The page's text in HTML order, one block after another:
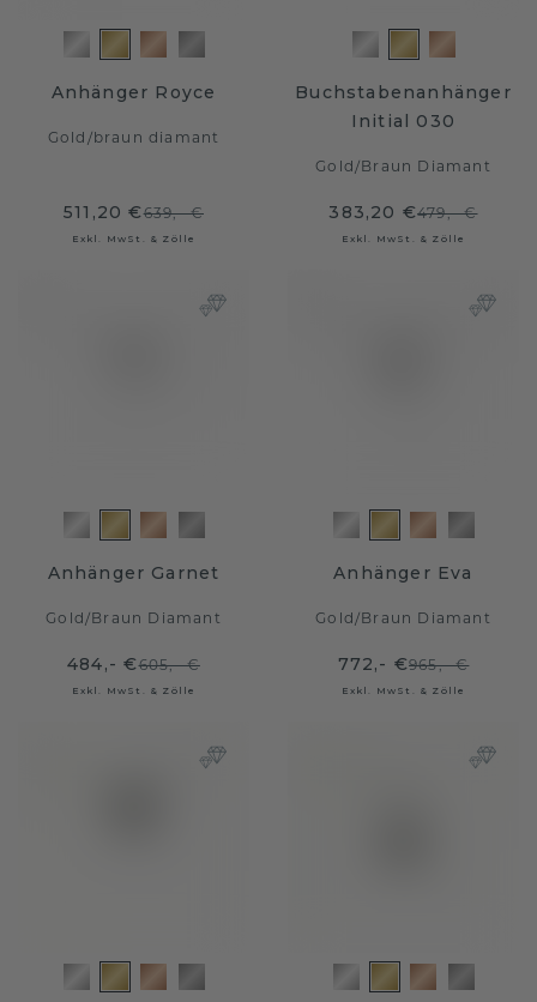
Anhänger Royce
Gold /braun diamant
511,20 €639,- €
Exkl. MwSt. & Zölle
Buchstabenanhänger
Initial 030
Gold/Braun Diamant
383,20 €479,- €
Exkl. MwSt. & Zölle
Anhänger Garnet
Gold/Braun Diamant
484,- €605,- €
Exkl. MwSt. & Zölle
Anhänger Eva
Gold/Braun Diamant
772,- €965,- €
Exkl. MwSt. & Zölle